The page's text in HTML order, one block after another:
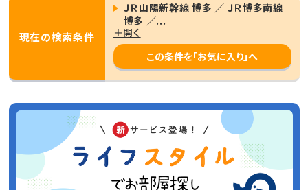
現在の検索条件
ＪＲ山陽新幹線 博多 ／ ＪＲ博多南線
博多 ／...
＋開く
この条件を「お気に入り」へ